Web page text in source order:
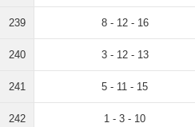
239 8 - 12 - 16
240 3 - 12 - 13
241 5 - 11 - 15
242 1 - 3 - 10